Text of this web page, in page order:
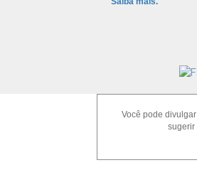
Você pode
sugerir